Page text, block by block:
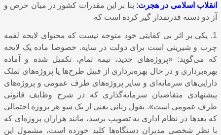
انقلاب اسلامی در هجرت: بنا بر این مقدرات کشور در میان حرص و
آز دو دسته قدرتمدار گیر کرده است که
1. یکی بر اثر بی کفایتی خود متوجه نیست که محتوای لایحه لقمه
چرب و شیرینی است برای دولت در سایه. خصوصا ماده یک لایحه
که می‌گوید: «پروژه‌های جدید، نیمه ‌تمام، تکمیل‌ شده و آماده
بهره‌برداری و در حال بهره‌برداری از قبیل طرح‌ها یا پروژه‌های تملک
دارایی‌های سرمایه‌ای و سایر پروژه‌های طرف عمومی و پروژه‌های
پیشنهادی متقاضیان سرمایه‌گذاری که در شرح وظایف قانونی
طرف عمومی است». بقول رنانی یعنی از یک سو هر پروژه احتمالی
که بعدها در نظام اداری به تصویب برسد، مانند هزاران پروژه‌‌ای که
با نظر شخصی مدیران دستگاه‌ها کلید خورده است، مشمول این